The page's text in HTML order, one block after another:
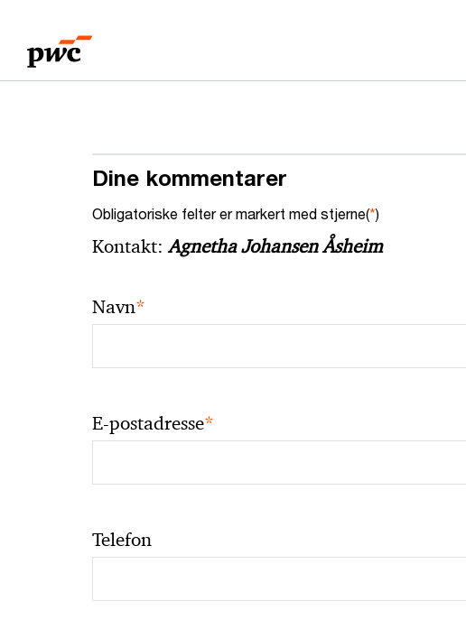
content
footer
Dine kommentarer
Obligatoriske felter er markert med stjerne(*)
Kontakt:Agnetha Johansen Åsheim
Navn*
E-postadresse*
Telefon